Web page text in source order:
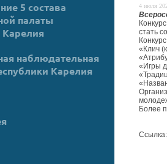
5 состава
палаты
Карелия
наблюдательная
Карелия
4 июля
стать
«Клич
«Игры
Более